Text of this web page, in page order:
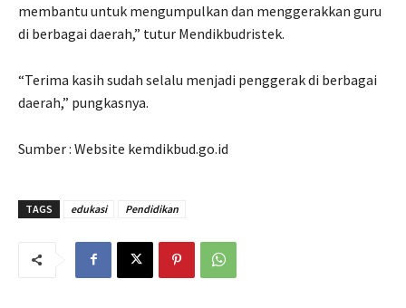
membantu untuk mengumpulkan dan menggerakkan guru
di berbagai daerah,” tutur Mendikbudristek.
“Terima kasih sudah selalu menjadi penggerak di berbagai
daerah,” pungkasnya.
Sumber : Website kemdikbud.go.id
TAGS edukasi Pendidikan